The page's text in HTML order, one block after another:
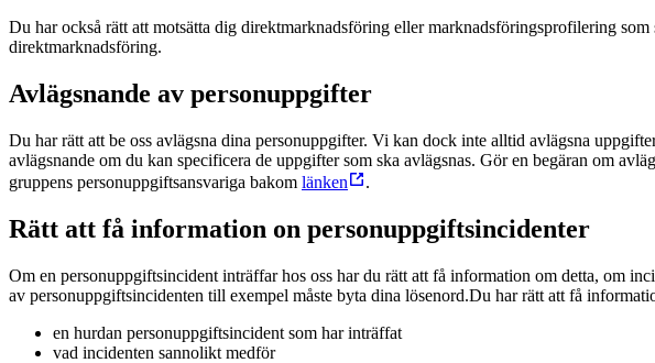
Du har också rätt att motsätta dig direktmarknadsföring eller marknadsföringsprofilering
direktmarknadsföring.
Avlägsnande av personuppgifter
Du har rätt att be oss avlägsna dina personuppgifter. Vi kan dock inte alltid avlägsna
avlägsnande om du kan specificera de uppgifter som ska avlägsnas. Gör en begäran om
gruppens personuppgiftsansvariga bakom länken .
Rätt att få information on personuppgiftsincidenter
Om en personuppgiftsincident inträffar hos oss har du rätt att få information om detta, om
av personuppgiftsincidenten till exempel måste byta dina lösenord.Du har rätt att få
en hurdan personuppgiftsincident som har inträffat
vad incidenten sannolikt medför